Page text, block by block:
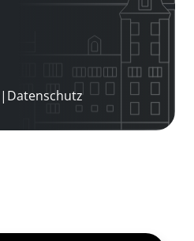
| Datenschutz